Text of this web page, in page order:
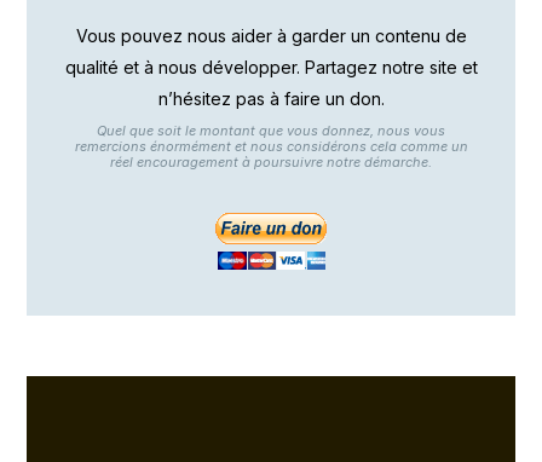
Vous pouvez nous aider à garder un contenu de
qualité et à nous développer. Partagez notre site et
n’hésitez pas à faire un don.
Quel que soit le montant que vous donnez, nous vous
remercions énormément et nous considérons cela comme un
réel encouragement à poursuivre notre démarche.